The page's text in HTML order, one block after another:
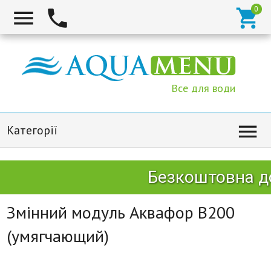
  
Все для води
Категорії 
Безкоштовна
Змінний модуль Аквафор B200
(умягчающий)